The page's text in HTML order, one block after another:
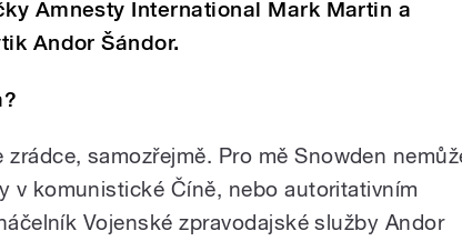
Amnesty International Mark Martin a
Andor Šándor.
zrádce, samozřejmě. Pro mě Snowden
v komunistické Číně, nebo autoritativním
Vojenské zpravodajské služby Andor